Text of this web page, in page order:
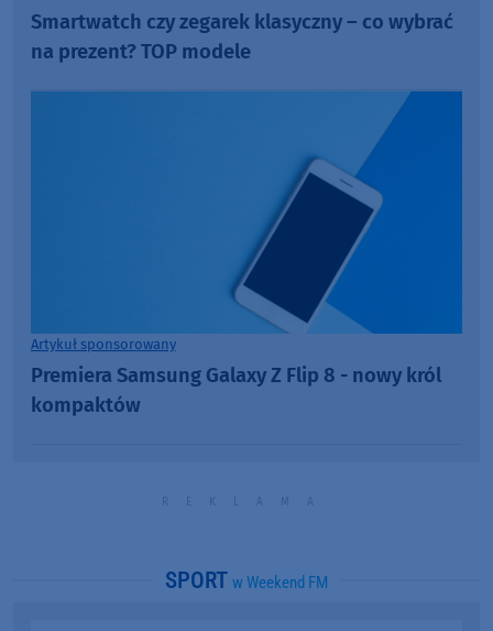
Smartwatch czy zegarek klasyczny – co wybrać
na prezent? TOP modele
Artykuł sponsorowany
Premiera Samsung Galaxy Z Flip 8 - nowy król
kompaktów
SPORT w Weekend FM